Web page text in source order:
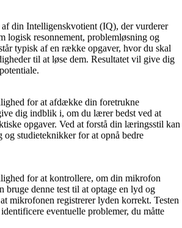
af din Intelligenskvotient (IQ), der vurderer
logisk resonnement, problemløsning og
typisk af en række opgaver, hvor du skal
til at løse dem. Resultatet vil give dig
for at afdække din foretrukne
dig indblik i, om du lærer bedst ved at
opgaver. Ved at forstå din læringsstil kan
studieteknikker for at opnå bedre
for at kontrollere, om din mikrofon
bruge denne test til at optage en lyd og
mikrofonen registrerer lyden korrekt. Testen
eventuelle problemer, du måtte